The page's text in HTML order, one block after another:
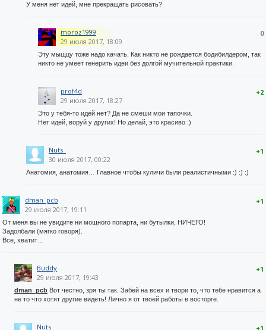
У меня нет идей, мне прекращать рисовать?
0
moroz1999
29 июля 2017, 18:09
Эту мыщцу тоже надо качать. Как никто не рождается бодибилдером, так
никто не умеет генерить идеи без долгой мучительной практики.
+2
prof4d
29 июля 2017, 18:27
Это у тебя-то идей нет? Да не смеши мои тапочки.
Нет идей, воруй у других! Но делай, это красиво :)
+1
Nuts_
30 июля 2017, 00:22
Анатомия, анатомия… Главное чтобы куличи были реалистичными :) :) :)
+1
dman_pcb
29 июля 2017, 19:11
От меня вы не увидите ни мощного попарта, ни бутылки, НИЧЕГО!
Задолбали (мягко говоря).
Все, хватит…
+1
Buddy
29 июля 2017, 19:43
dman_pcb Вот честно, зря ты так. Забей на всех и твори то, что тебе нравится а
не то что хотят другие видеть! Лично я от твоей работы в восторге.
+1
Nuts_